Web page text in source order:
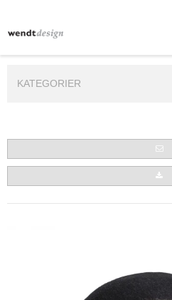
KATEGORIER